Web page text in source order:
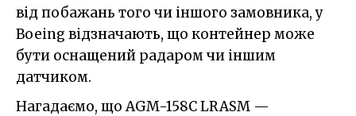
від побажань того чи іншого замовника, у
Boeing відзначають, що контейнер може
бути оснащений радаром чи іншим
датчиком.
Нагадаємо, що AGM-158C LRASM —